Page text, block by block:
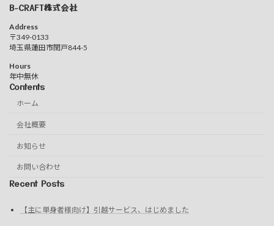
B-CRAFT株式会社
Address
〒349-0133
埼玉県蓮田市閏戸844-5
Hours
年中無休
Contents
ホーム
会社概要
お知らせ
お問い合わせ
Recent Posts
【主に単身者様向け】引越サービス、はじめました